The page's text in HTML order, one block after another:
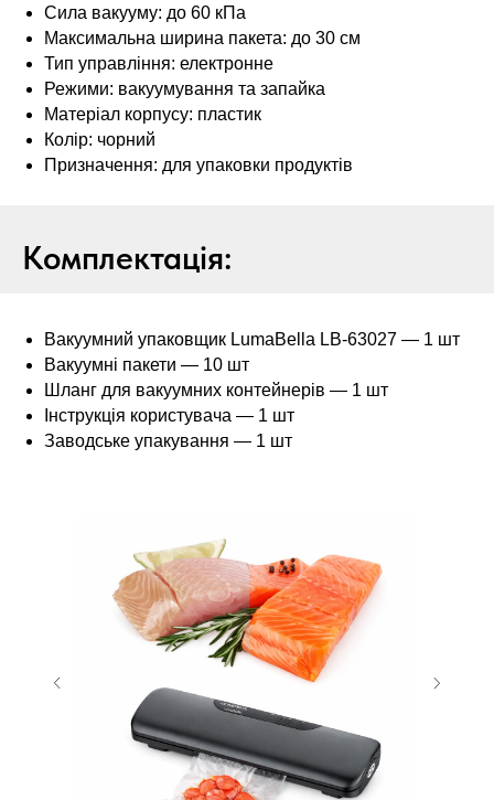
Сила вакууму: до 60 кПа
Максимальна ширина пакета: до 30 см
Тип управління: електронне
Режими: вакуумування та запайка
Матеріал корпусу: пластик
Колір: чорний
Призначення: для упаковки продуктів
Комплектація:
Вакуумний упаковщик LumaBella LB-63027 — 1 шт
Вакуумні пакети — 10 шт
Шланг для вакуумних контейнерів — 1 шт
Інструкція користувача — 1 шт
Заводське упакування — 1 шт